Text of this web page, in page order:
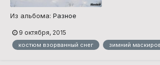
Из альбома: Разное
9 октября, 2015
костюм взорванный снег зимний